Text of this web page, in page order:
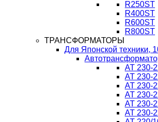
R250ST
R400ST
R600ST
R800ST
ТРАНСФОРМАТОРЫ
Для Японской техники,
AT 230-
AT 230-
AT 230-
AT 230-
AT 230-
AT 230-